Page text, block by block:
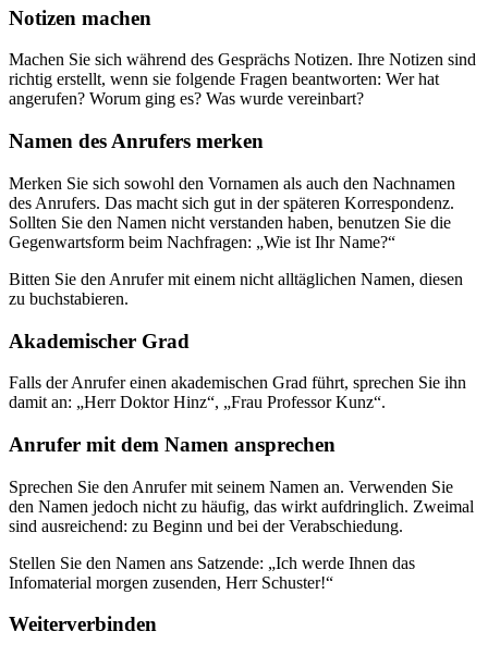
Notizen machen
Machen Sie sich während des Gesprächs Notizen. Ihre Notizen sind
richtig erstellt, wenn sie folgende Fragen beantworten: Wer hat
angerufen? Worum ging es? Was wurde vereinbart?
Namen des Anrufers merken
Merken Sie sich sowohl den Vornamen als auch den Nachnamen
des Anrufers. Das macht sich gut in der späteren Korrespondenz.
Sollten Sie den Namen nicht verstanden haben, benutzen Sie die
Gegenwartsform beim Nachfragen: „Wie ist Ihr Name?“
Bitten Sie den Anrufer mit einem nicht alltäglichen Namen, diesen
zu buchstabieren.
Akademischer Grad
Falls der Anrufer einen akademischen Grad führt, sprechen Sie ihn
damit an: „Herr Doktor Hinz“, „Frau Professor Kunz“.
Anrufer mit dem Namen ansprechen
Sprechen Sie den Anrufer mit seinem Namen an. Verwenden Sie
den Namen jedoch nicht zu häufig, das wirkt aufdringlich. Zweimal
sind ausreichend: zu Beginn und bei der Verabschiedung.
Stellen Sie den Namen ans Satzende: „Ich werde Ihnen das
Infomaterial morgen zusenden, Herr Schuster!“
Weiterverbinden